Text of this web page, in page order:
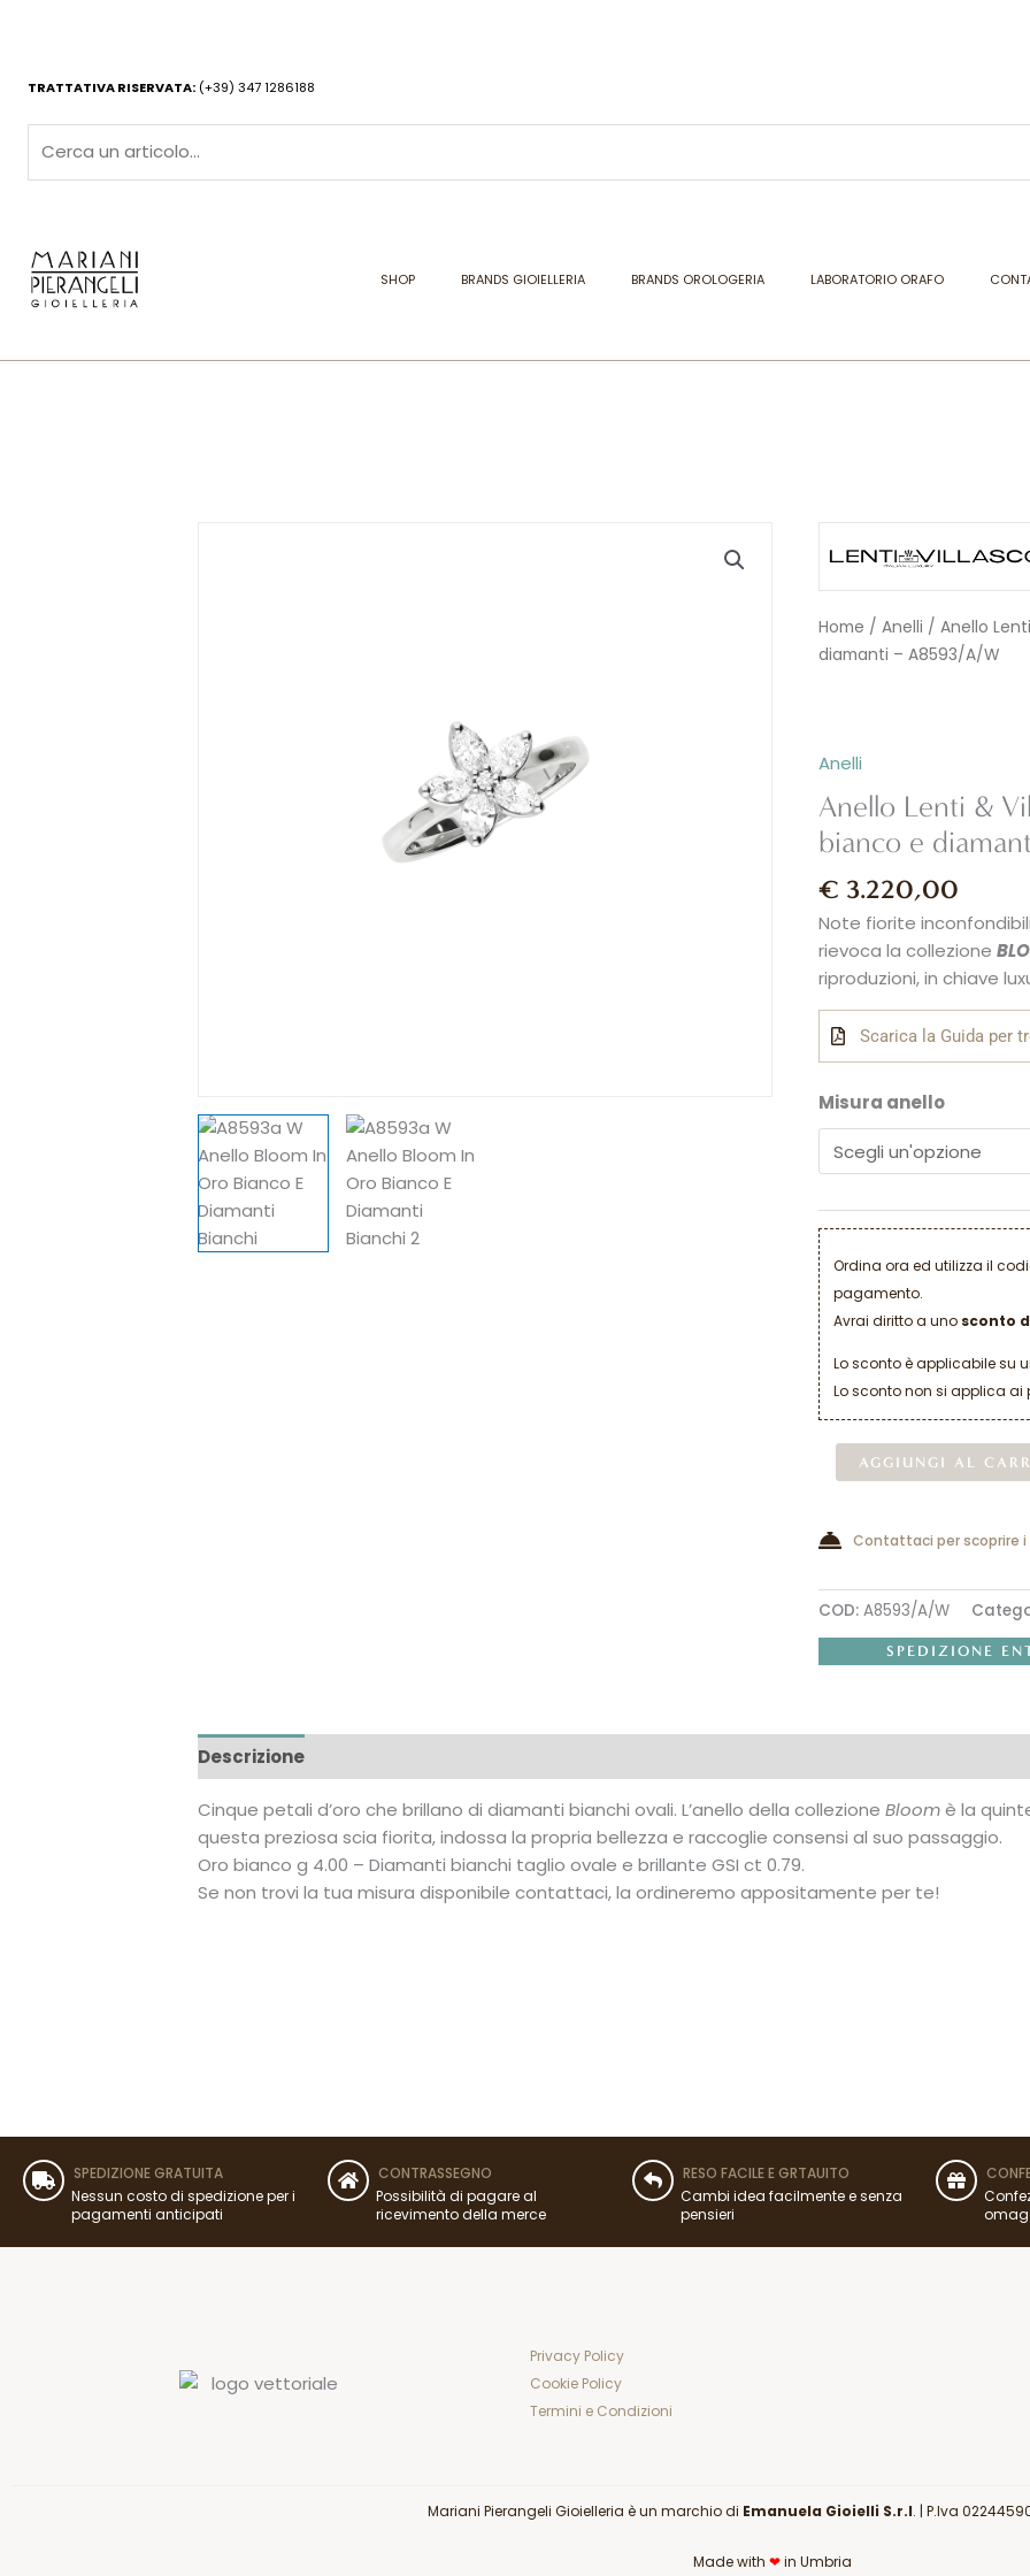
TRATTATIVA RISERVATA: (+39) 347 1286188
SHOP BRANDS GIOIELLERIA BRANDS OROLOGERIA LABORATORIO ORAFO
Home / Anelli / Anello
diamanti – A8593/A/W
Anelli
Anello Lenti &
bianco e
€ 3.220,00
Note fiorite
rievoca la collezione
riproduzioni, in chiave
Scarica la Guida per
Misura anello
Ordina ora ed utilizza il
pagamento.
Avrai diritto a uno sconto
Lo sconto è applicabile su
Lo sconto non si applica ai
Lenti
&
Villasco
BLOOM
e
-
A8593/A/W
AGGIUNGI AL
Contattaci per scoprire
COD: A8593/A/W
SPEDIZIONE
Descrizione
Cinque petali d’oro che brillano di diamanti bianchi ovali. L’anello della collezioneBloomè la
questa preziosa scia fiorita, indossa la propria bellezza e raccoglie consensi al suo passaggio.
Oro bianco g 4.00 – Diamanti bianchi taglio ovale e brillante GSI ct 0.79.
Se non trovi la tua misura disponibile contattaci, la ordineremo appositamente per te!
SPEDIZIONE GRATUITA
Nessun costo di spedizione per i
pagamenti anticipati
CONTRASSEGNO
Possibilità di pagare al
ricevimento della merce
RESO FACILE E GRTAUITO
Cambi idea facilmente e senza
pensieri
Privacy Policy
Cookie Policy
Termini e Condizioni
Mariani Pierangeli Gioielleria è un marchio di Emanuela Gioielli S.r.l. | P.Iva
Made with ❤in Umbria